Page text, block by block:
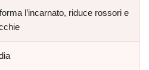
l’incarnato, riduce rossori e